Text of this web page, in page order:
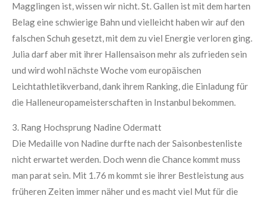
Magglingen ist, wissen wir nicht. St. Gallen ist mit dem harten
Belag eine schwierige Bahn und vielleicht haben wir auf den
falschen Schuh gesetzt, mit dem zu viel Energie verloren ging.
Julia darf aber mit ihrer Hallensaison mehr als zufrieden sein
und wird wohl nächste Woche vom europäischen
Leichtathletikverband, dank ihrem Ranking, die Einladung für
die Halleneuropameisterschaften in Instanbul bekommen.
3. Rang Hochsprung Nadine Odermatt
Die Medaille von Nadine durfte nach der Saisonbestenliste
nicht erwartet werden. Doch wenn die Chance kommt muss
man parat sein. Mit 1.76 m kommt sie ihrer Bestleistung aus
früheren Zeiten immer näher und es macht viel Mut für die